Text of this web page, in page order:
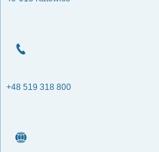
+48 519 318 800